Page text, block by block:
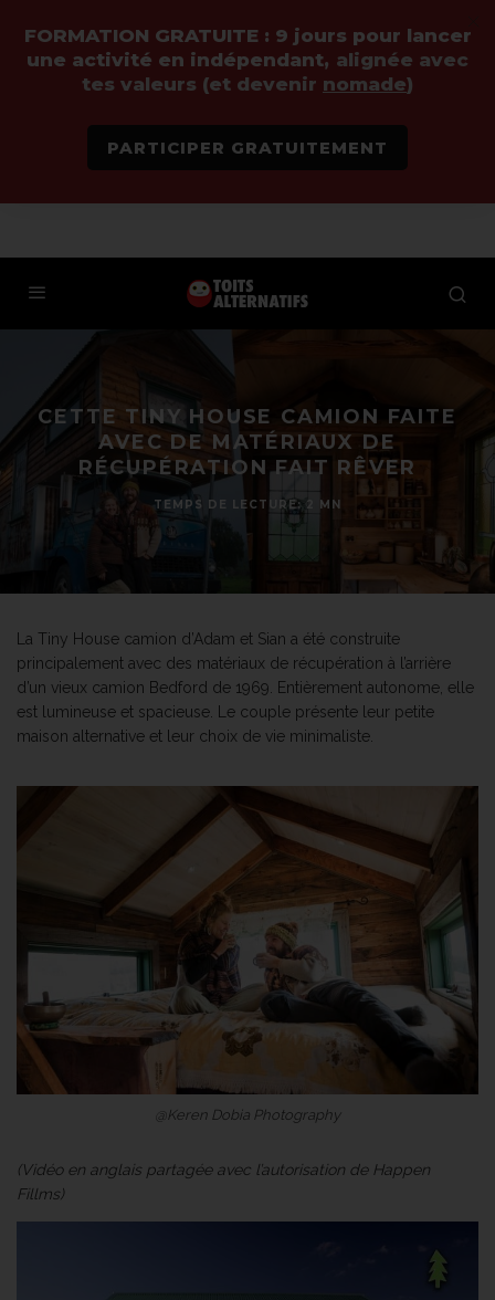
CETTE TINY HOUSE CAMION FAITE
AVEC DE MATÉRIAUX DE
RÉCUPÉRATION FAIT RÊVER
TEMPS DE LECTURE: 2 MN
La Tiny House camion d’Adam et Sian a été construite
principalement avec des matériaux de récupération à l’arrière
d’un vieux camion Bedford de 1969. Entièrement autonome, elle
est lumineuse et spacieuse. Le couple présente leur petite
maison alternative et leur choix de vie minimaliste.
@Keren Dobia Photography
(Vidéo en anglais partagée avec l’autorisation de Happen
Fillms)
FORMATION GRATUITE : 9 jours pour lancer
une activité en indépendant, alignée avec
tes valeurs (et devenir nomade)
PARTICIPER GRATUITEMENT